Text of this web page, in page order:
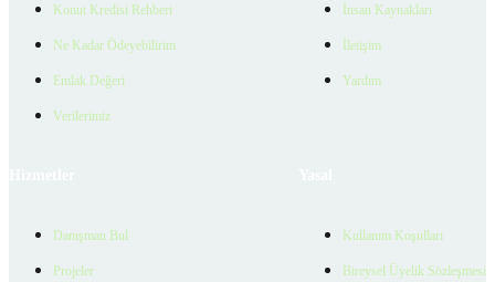
Konut Kredisi Rehberi
Ne Kadar Ödeyebilirim
Emlak Değeri
Verilerimiz
İnsan Kaynakları
İletişim
Yardım
Danışman Bul
Projeler
Kullanım Koşulları
Bireysel Üyelik Sözleşmesi